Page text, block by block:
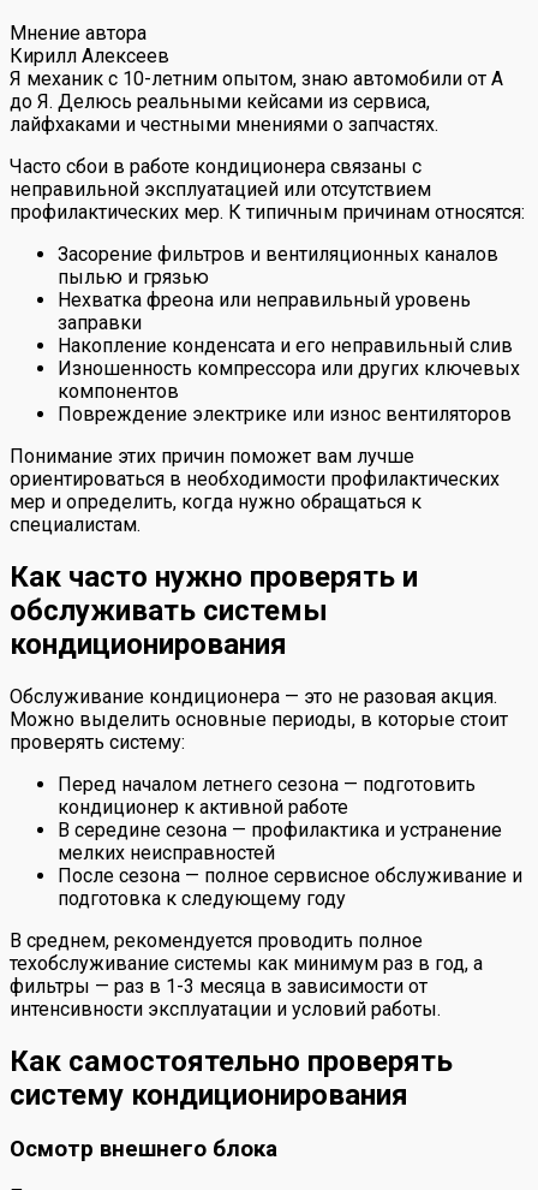
Мнение автора
Кирилл Алексеев
Я механик с 10-летним опытом, знаю автомобили от А
до Я. Делюсь реальными кейсами из сервиса,
лайфхаками и честными мнениями о запчастях.
Часто сбои в работе кондиционера связаны с
неправильной эксплуатацией или отсутствием
профилактических мер. К типичным причинам относятся:
Засорение фильтров и вентиляционных каналов
пылью и грязью
Нехватка фреона или неправильный уровень
заправки
Накопление конденсата и его неправильный слив
Изношенность компрессора или других ключевых
компонентов
Повреждение электрике или износ вентиляторов
Понимание этих причин поможет вам лучше
ориентироваться в необходимости профилактических
мер и определить, когда нужно обращаться к
специалистам.
Как часто нужно проверять и
обслуживать системы
кондиционирования
Обслуживание кондиционера — это не разовая акция.
Можно выделить основные периоды, в которые стоит
проверять систему:
Перед началом летнего сезона — подготовить
кондиционер к активной работе
В середине сезона — профилактика и устранение
мелких неисправностей
После сезона — полное сервисное обслуживание и
подготовка к следующему году
В среднем, рекомендуется проводить полное
техобслуживание системы как минимум раз в год, а
фильтры — раз в 1-3 месяца в зависимости от
интенсивности эксплуатации и условий работы.
Как самостоятельно проверять
систему кондиционирования
Осмотр внешнего блока